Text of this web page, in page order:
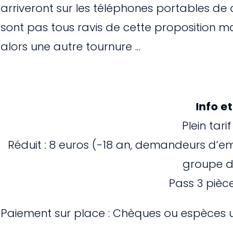
arriveront sur les téléphones portables de
sont pas tous ravis de cette proposition
alors une autre tournure …
Info
Plein tarif
Réduit : 8 euros (-18 an, demandeurs
groupe
Pass 3
Paiement sur place : Chèques ou espèces